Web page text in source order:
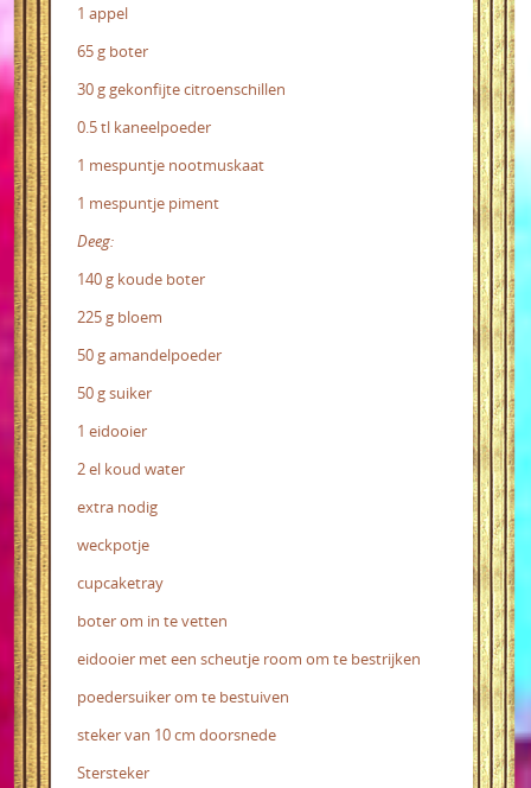
1 appel
65 g boter
30 g gekonfijte citroenschillen
0.5 tl kaneelpoeder
1 mespuntje nootmuskaat
1 mespuntje piment
Deeg:
140 g koude boter
225 g bloem
50 g amandelpoeder
50 g suiker
1 eidooier
2 el koud water
extra nodig
weckpotje
cupcaketray
boter om in te vetten
eidooier met een scheutje room om te bestrijken
poedersuiker om te bestuiven
steker van 10 cm doorsnede
Stersteker